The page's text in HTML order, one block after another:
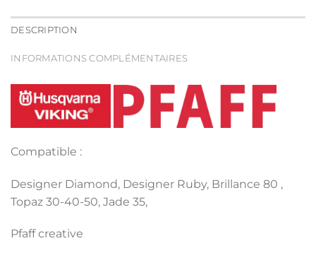
DESCRIPTION
INFORMATIONS COMPLÉMENTAIRES
Compatible :
Designer Diamond, Designer Ruby, Brillance 80 ,
Topaz 30-40-50, Jade 35,
Pfaff creative